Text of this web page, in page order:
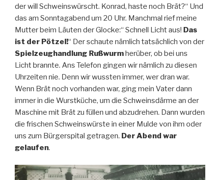
der will Schweinswürscht. Konrad, haste noch Brät?“ Und
das am Sonntagabend um 20 Uhr. Manchmal rief meine
Mutter beim Läuten der Glocke:“ Schnell Licht aus! Das
ist der Pötzel!“ Der schaute nämlich tatsächlich von der
Spielzeughandlung Rußwurmherüber, ob bei uns
Licht brannte. Ans Telefon gingen wir nämlich zu diesen
Uhrzeiten nie. Denn wir wussten immer, wer dran war.
Wenn Brät noch vorhanden war, ging mein Vater dann
immer in die Wurstküche, um die Schweinsdärme an der
Maschine mit Brät zu füllen und abzudrehen. Dann wurden
die frischen Schweinswürste in einer Mulde von ihm oder
uns zum Bürgerspital getragen. Der Abend war
gelaufen.